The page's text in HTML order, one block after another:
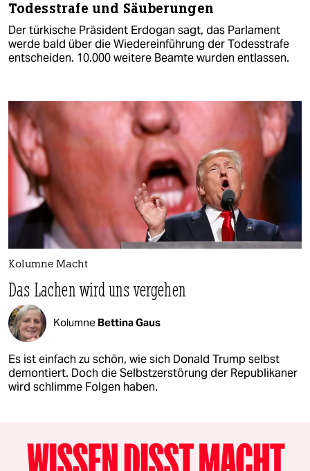
Todesstrafe und Säuberungen
Der türkische Präsident Erdogan sagt, das Parlament
werde bald über die Wiedereinführung der Todesstrafe
entscheiden. 10.000 weitere Beamte wurden entlassen.
Kolumne Macht
Das Lachen wird uns vergehen
Kolumne Bettina Gaus
Es ist einfach zu schön, wie sich Donald Trump selbst
demontiert. Doch die Selbstzerstörung der Republikaner
wird schlimme Folgen haben.